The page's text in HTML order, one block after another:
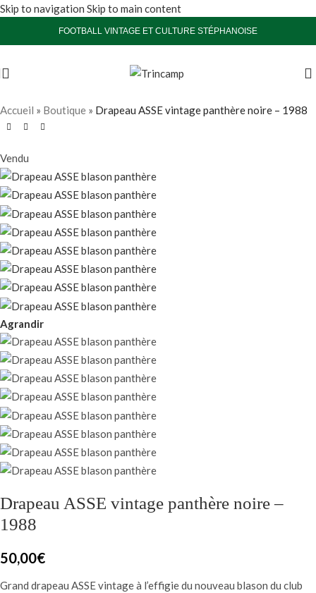
Skip to navigation Skip to main content
FOOTBALL VINTAGE ET CULTURE STÉPHANOISE
Accueil » Boutique » Drapeau ASSE vintage panthère noire – 1988
Vendu
Agrandir
Drapeau ASSE vintage panthère noire –
1988
50,00€
Grand drapeau ASSE vintage à l’effigie du nouveau blason du club